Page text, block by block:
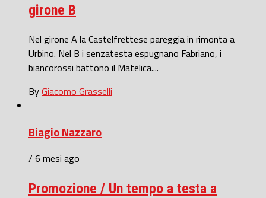
girone B
Nel girone A la Castelfrettese pareggia in rimonta a
Urbino. Nel B i senzatesta espugnano Fabriano, i
biancorossi battono il Matelica....
ByGiacomo Grasselli
Biagio Nazzaro
/ 6 mesi ago
Promozione / Un tempo a testa a